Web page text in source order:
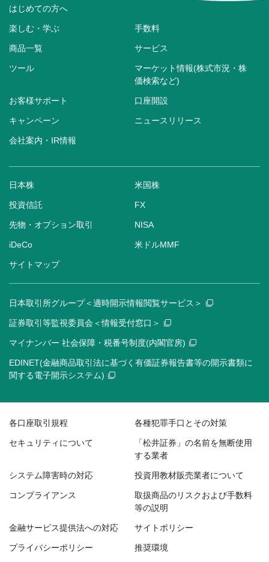
はじめての方へ
楽しむ・学ぶ 手数料
商品一覧 サービス
ツール
マーケット情報(株式市況・株
価検索など)
お客様サポート 口座開設
キャンペーン ニュースリリース
会社案内・IR情報
日本株 米国株
投資信託 FX
先物・オプション取引 NISA
iDeCo 米ドルMMF
サイトマップ
日本取引所グループ＜適時開示情報閲覧サービス＞
証券取引等監視委員会＜情報受付窓口＞
マイナンバー 社会保障・税番号制度(内閣官房)
EDINET(金融商品取引法に基づく有価証券報告書等の開示書類に
関する電子開示システム)
各口座取引規程 各種犯罪手口とその対策
セキュリティについて
「松井証券」の名前を無断使用
する業者
システム障害時の対応 投資用教材販売業者について
コンプライアンス
取扱商品のリスクおよび手数料
等の説明
金融サービス提供法への対応 サイトポリシー
プライバシーポリシー 推奨環境